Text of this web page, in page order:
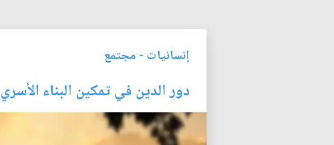
إنسانيات - مجتمع
دور الدين في تمكين البناء الأسري